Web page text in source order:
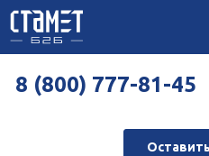
8 (800) 777-81-45